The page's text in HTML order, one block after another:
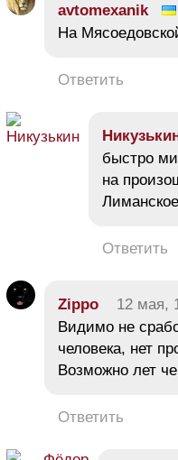
avtomexanik
На
Ответить
быстро
на
Ответить
Zippo 12 мая,
Видимо не
человека, нет
Возможно лет
Ответить